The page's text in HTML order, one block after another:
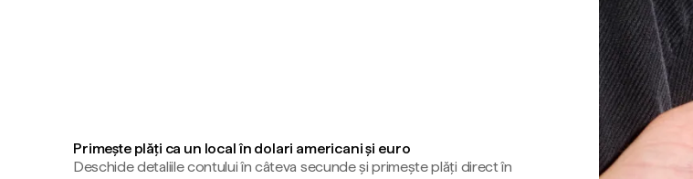
Primește plăți ca un local în dolari americani și euro
Deschide detaliile contului în câteva secunde și primește plăți direct în